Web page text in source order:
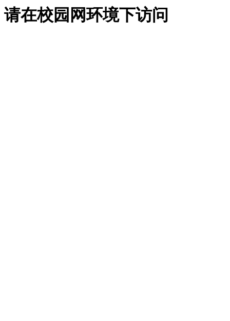
请在校园网环境下访问